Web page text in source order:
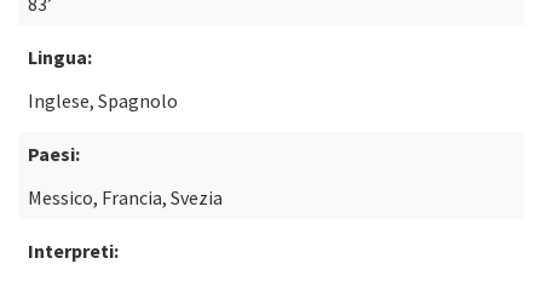
Lingua:
Inglese, Spagnolo
Paesi:
Messico, Francia, Svezia
Interpreti: